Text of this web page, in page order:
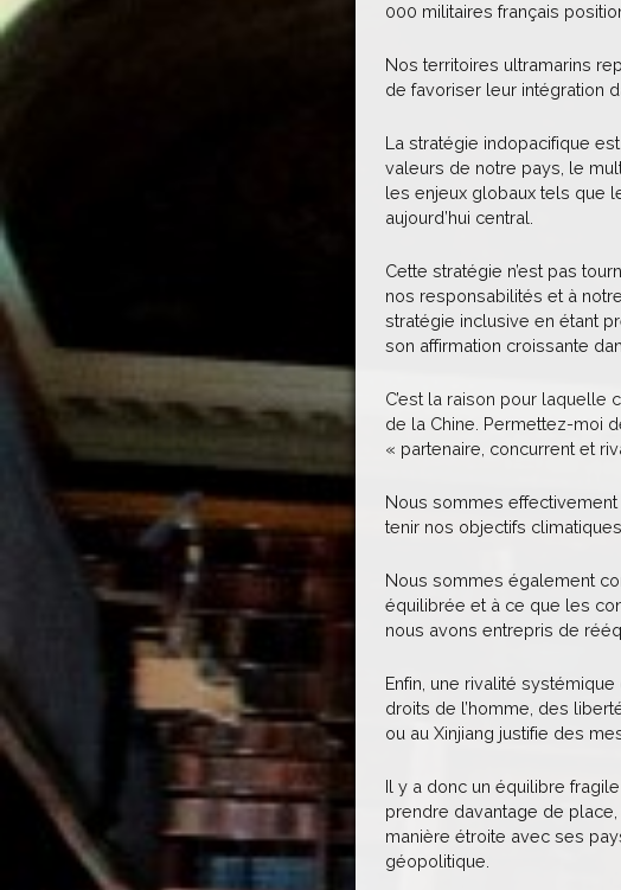
000 militaires français
Nos territoires ultramarins
de favoriser leur intégration
La stratégie indopacifique
valeurs de notre pays, le
les enjeux globaux tels que
aujourd’hui central.
Cette stratégie n’est pas
nos responsabilités et à
stratégie inclusive en étant
son affirmation croissante
C’est la raison pour laquelle
de la Chine. Permettez-moi
« partenaire, concurrent et
Nous sommes
tenir nos objectifs
Nous sommes également
équilibrée et à ce que les
nous avons entrepris de
Enfin, une rivalité
droits de l’homme, des
ou au Xinjiang justifie des
Il y a donc un équilibre
prendre davantage de
manière étroite avec ses
géopolitique.